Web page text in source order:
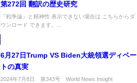
第272回 翻訳の歴史研究
『戦争論』と精神性 表示できない場合は こちらからダ
ウンロード できます。...
6月27日Trump VS Biden大統領選ディベー
トの真実
2024年7月8日 第343号 World News Insight